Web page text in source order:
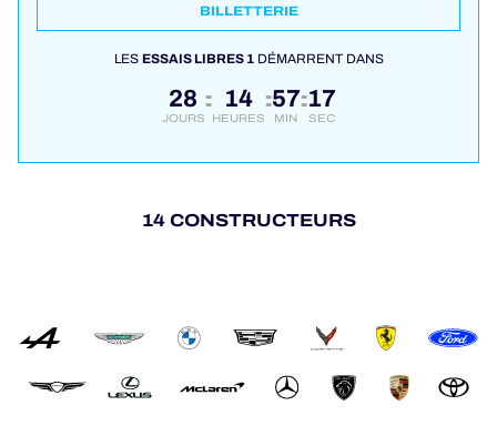
BILLETTERIE
LESESSAIS LIBRES 1DÉMARRENT DANS
28
JOURS
: 14
HEURES
:57
MIN
:17
SEC
14 CONSTRUCTEURS